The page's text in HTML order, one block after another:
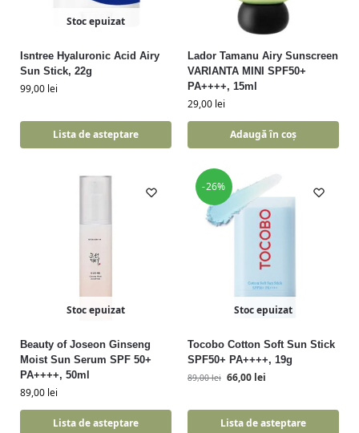
Stoc epuizat
Isntree Hyaluronic Acid Airy
Sun Stick, 22g
99,00 lei
Lista de asteptare
Lador Tamanu Airy Sunscreen
VARIANTA MINI SPF50+
PA++++, 15ml
29,00 lei
Adaugă în coș
Stoc epuizat
Beauty of Joseon Ginseng
Moist Sun Serum SPF 50+
PA++++, 50ml
89,00 lei
Lista de asteptare
-26%
Stoc epuizat
Tocobo Cotton Soft Sun Stick
SPF50+ PA++++, 19g
89,00lei 66,00 lei
Lista de asteptare